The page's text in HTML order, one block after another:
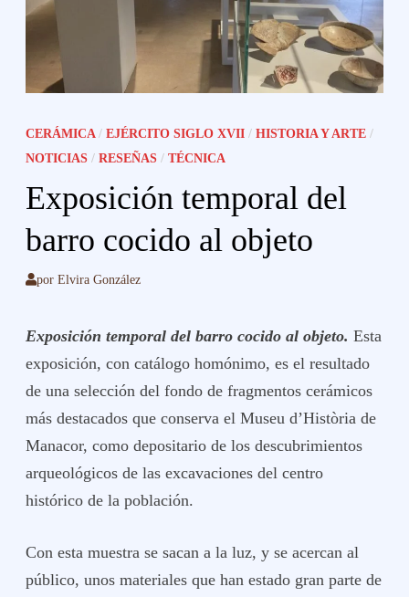
CERÁMICA/EJÉRCITO SIGLO XVII /HISTORIA Y ARTE /
NOTICIAS /RESEÑAS /TÉCNICA
Exposición temporal del
barro cocido al objeto
porElvira González
Exposición temporal del barro cocido al objeto.Esta
exposición, con catálogo homónimo, es el resultado
de una selección del fondo de fragmentos cerámicos
más destacados que conserva el Museu d’Història de
Manacor, como depositario de los descubrimientos
arqueológicos de las excavaciones del centro
histórico de la población.
Con esta muestra se sacan a la luz, y se acercan al
público, unos materiales que han estado gran parte de